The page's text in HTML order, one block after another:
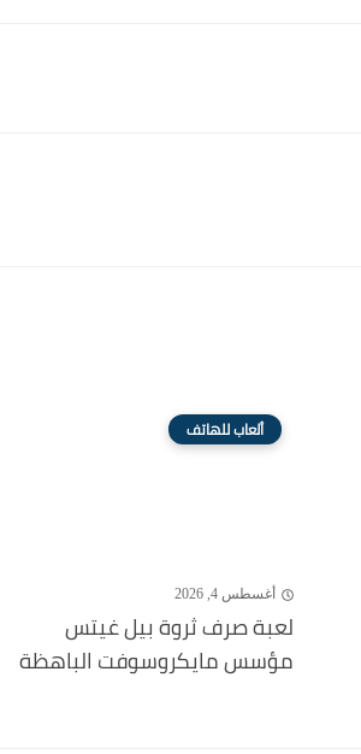
ألعاب للهاتف
أغسطس 4, 2026
لعبة صرف ثروة بيل غيتس
مؤسس مايكروسوفت الباهظة